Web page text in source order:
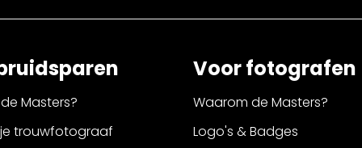
Masters?
trouwfotograaf
Voor fotografen
Waarom de Masters?
Logo's & Badges